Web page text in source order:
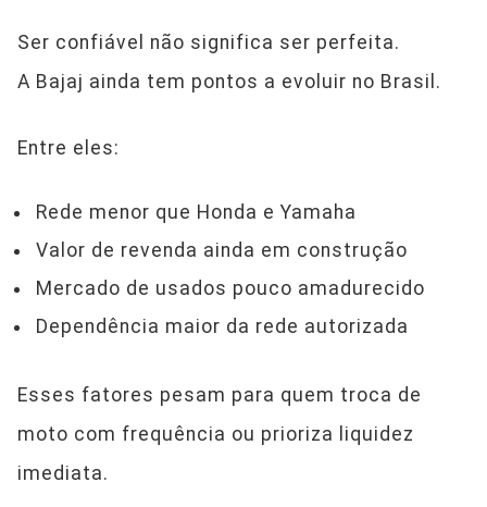
Ser confiável não significa ser perfeita.
A Bajaj ainda tem pontos a evoluir no Brasil.
Entre eles:
Rede menor que Honda e Yamaha
Valor de revenda ainda em construção
Mercado de usados pouco amadurecido
Dependência maior da rede autorizada
Esses fatores pesam para quem troca de
moto com frequência ou prioriza liquidez
imediata.